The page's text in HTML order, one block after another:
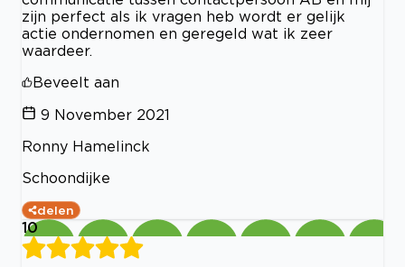
zijn perfect als ik vragen heb wordt er gelijk
actie ondernomen en geregeld wat ik zeer
waardeer.
Beveelt aan
9 November 2021
Ronny Hamelinck
Schoondijke
delen
10